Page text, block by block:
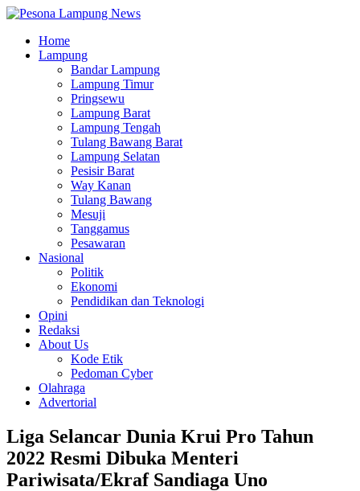
Home
Lampung
Bandar Lampung
Lampung Timur
Pringsewu
Lampung Barat
Lampung Tengah
Tulang Bawang Barat
Lampung Selatan
Pesisir Barat
Way Kanan
Tulang Bawang
Mesuji
Tanggamus
Pesawaran
Nasional
Politik
Ekonomi
Pendidikan dan Teknologi
Opini
Redaksi
About Us
Kode Etik
Pedoman Cyber
Olahraga
Advertorial
Liga Selancar Dunia Krui Pro Tahun
2022 Resmi Dibuka Menteri
Pariwisata/Ekraf Sandiaga Uno